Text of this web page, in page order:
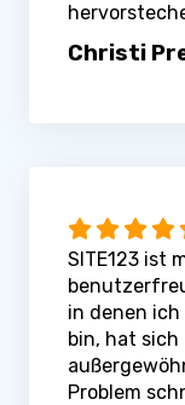
Christi
SITE123 ist
in denen
bin, hat sich
Problem